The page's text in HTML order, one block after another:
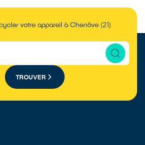
votre appareil à Chenôve (21)
TROUVER